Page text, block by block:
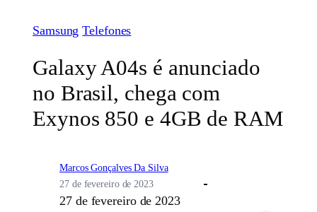
Samsung Telefones
Galaxy A04s é anunciado
no Brasil, chega com
Exynos 850 e 4GB de RAM
Marcos Gonçalves Da Silva
27 de fevereiro de 2023
27 de fevereiro de 2023